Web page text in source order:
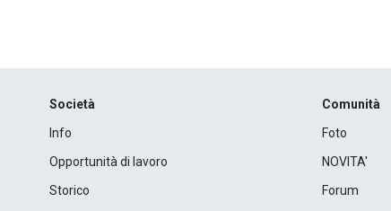
Società
Info
Opportunità di lavoro
Storico
Comunità
Foto
NOVITA'
Forum